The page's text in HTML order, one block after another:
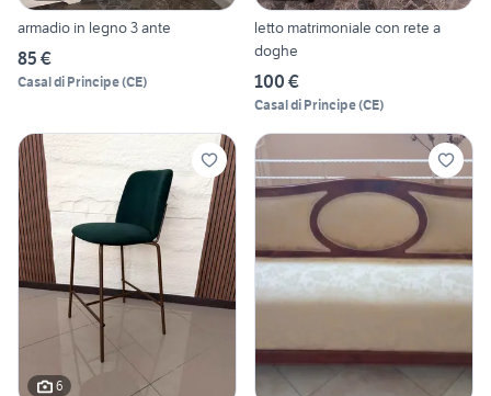
armadio in legno 3 ante
85 €
Casal di Principe(CE)
letto matrimoniale con rete a
doghe
100 €
Casal di Principe(CE)
6